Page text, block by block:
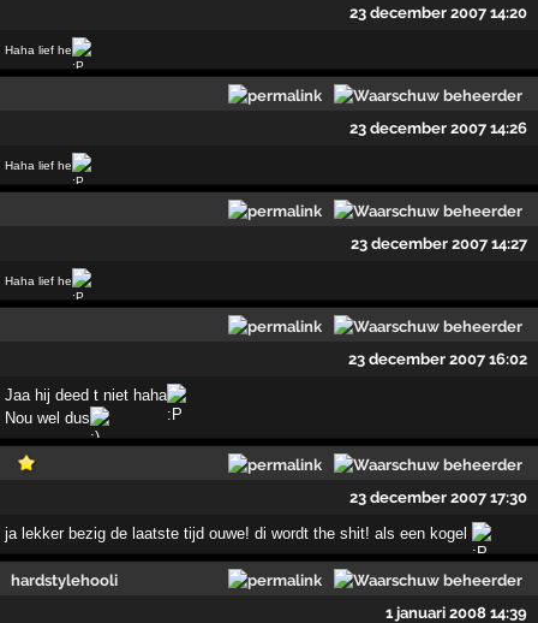
23 december 2007 14:20
Haha lief he
23 december 2007 14:26
Haha lief he
23 december 2007 14:27
Haha lief he
23 december 2007 16:02
Jaa hij deed t niet haha
Nou wel dus
23 december 2007 17:30
ja lekker bezig de laatste tijd ouwe! di wordt the shit! als een kogel
hardstylehooli
1 januari 2008 14:39